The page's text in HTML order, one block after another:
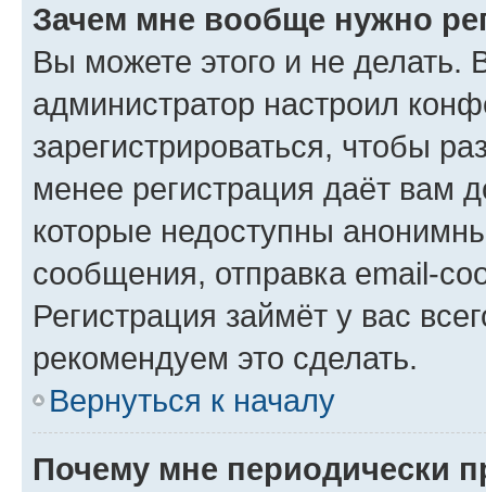
Зачем мне вообще нужно
Вы можете этого и не делать.
администратор настроил
зарегистрироваться, чтобы
менее регистрация даёт вам
которые недоступны
сообщения, отправка email-
Регистрация займёт у вас
рекомендуем это сделать.
Вернуться к началу
Почему мне периодически